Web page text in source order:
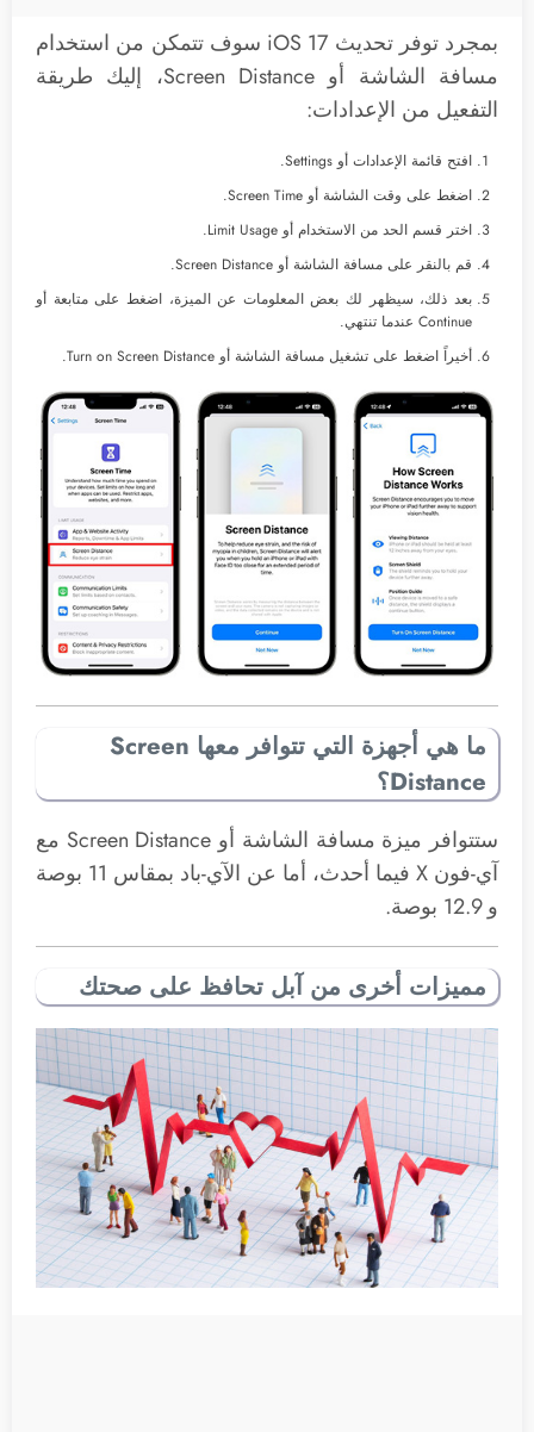
بمجرد توفر تحديث iOS 17 سوف تتمكن من استخدام
مسافة الشاشة أو Screen Distance، إليك طريقة
التفعيل من الإعدادات:
افتح قائمة الإعدادات أو Settings.
اضغط على وقت الشاشة أو Screen Time.
اختر قسم الحد من الاستخدام أو Limit Usage.
قم بالنقر على مسافة الشاشة أو Screen Distance.
بعد ذلك، سيظهر لك بعض المعلومات عن الميزة، اضغط على متابعة أو
Continue عندما تنتهي.
أخيراً اضغط على تشغيل مسافة الشاشة أو Turn on Screen Distance.
ما هي أجهزة التي تتوافر معها Screen
Distance؟
ستتوافر ميزة مسافة الشاشة أو Screen Distance مع
آي-فون X فيما أحدث، أما عن الآي-باد بمقاس 11 بوصة
و 12.9 بوصة.
مميزات أخرى من آبل تحافظ على صحتك